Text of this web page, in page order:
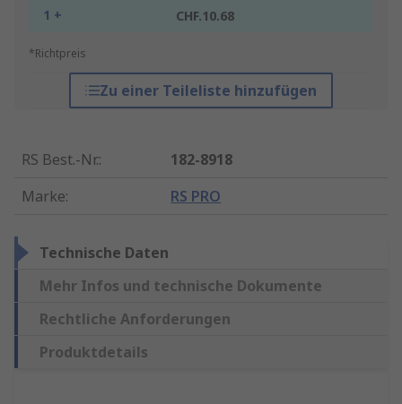
1 + CHF.10.68
*Richtpreis
Zu einer Teileliste hinzufügen
RS Best.-Nr.:
182-8918
Marke: RS PRO
Technische Daten
Mehr Infos und technische Dokumente
Rechtliche Anforderungen
Produktdetails